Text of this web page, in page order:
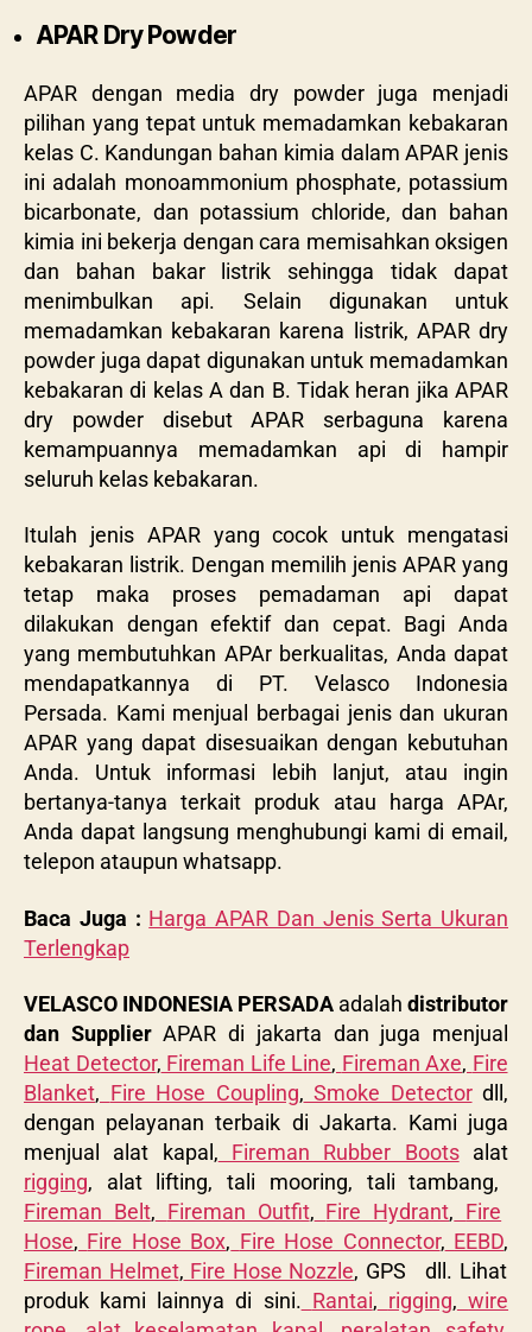
APAR Dry Powder
APAR dengan media dry powder juga menjadi
pilihan yang tepat untuk memadamkan kebakaran
kelas C. Kandungan bahan kimia dalam APAR jenis
ini adalah monoammonium phosphate, potassium
bicarbonate, dan potassium chloride, dan bahan
kimia ini bekerja dengan cara memisahkan oksigen
dan bahan bakar listrik sehingga tidak dapat
menimbulkan api. Selain digunakan untuk
memadamkan kebakaran karena listrik, APAR dry
powder juga dapat digunakan untuk memadamkan
kebakaran di kelas A dan B. Tidak heran jika APAR
dry powder disebut APAR serbaguna karena
kemampuannya memadamkan api di hampir
seluruh kelas kebakaran.
Itulah jenis APAR yang cocok untuk mengatasi
kebakaran listrik. Dengan memilih jenis APAR yang
tetap maka proses pemadaman api dapat
dilakukan dengan efektif dan cepat. Bagi Anda
yang membutuhkan APAr berkualitas, Anda dapat
mendapatkannya di PT. Velasco Indonesia
Persada. Kami menjual berbagai jenis dan ukuran
APAR yang dapat disesuaikan dengan kebutuhan
Anda. Untuk informasi lebih lanjut, atau ingin
bertanya-tanya terkait produk atau harga APAr,
Anda dapat langsung menghubungi kami di email,
telepon ataupun whatsapp.
Baca Juga : Harga APAR Dan Jenis Serta Ukuran
Terlengkap
VELASCO INDONESIA PERSADA adalah distributor
dan SupplierAPAR di jakarta dan juga menjual
Heat Detector, Fireman Life Line, Fireman Axe, Fire
Blanket, Fire Hose Coupling, Smoke Detectordll,
dengan pelayanan terbaik di Jakarta. Kami juga
menjual alat kapal,
Fireman Rubber Bootsalat
rigging, alat lifting, tali mooring, tali tambang,
Fireman Belt, Fireman Outfit, Fire Hydrant, Fire
Hose, Fire Hose Box, Fire Hose Connector, EEBD,
Fireman Helmet, Fire Hose Nozzle, GPS dll. Lihat
produk kami lainnya di sini. Rantai, rigging, wire